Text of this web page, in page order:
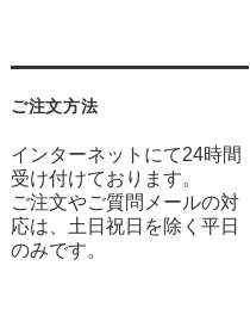
ご注文方法
インターネットにて24時間
受け付けております。
ご注文やご質問メールの対
応は、土日祝日を除く平日
のみです。